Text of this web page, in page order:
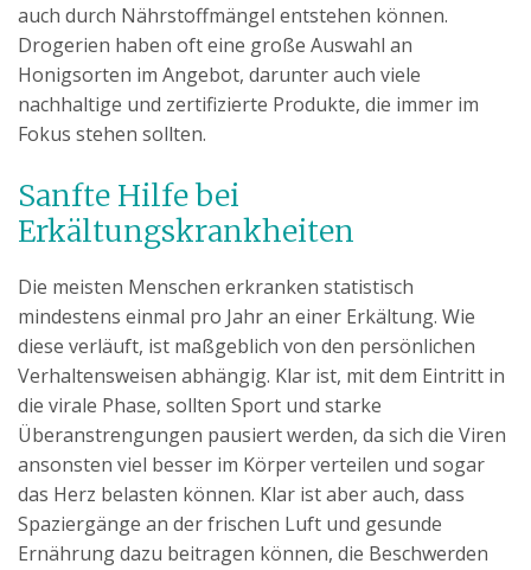
auch durch Nährstoffmängel entstehen können.
Drogerien haben oft eine große Auswahl an
Honigsorten im Angebot, darunter auch viele
nachhaltige und zertifizierte Produkte, die immer im
Fokus stehen sollten.
Sanfte Hilfe bei
Erkältungskrankheiten
Die meisten Menschen erkranken statistisch
mindestens einmal pro Jahr an einer Erkältung. Wie
diese verläuft, ist maßgeblich von den persönlichen
Verhaltensweisen abhängig. Klar ist, mit dem Eintritt in
die virale Phase, sollten Sport und starke
Überanstrengungen pausiert werden, da sich die Viren
ansonsten viel besser im Körper verteilen und sogar
das Herz belasten können. Klar ist aber auch, dass
Spaziergänge an der frischen Luft und gesunde
Ernährung dazu beitragen können, die Beschwerden